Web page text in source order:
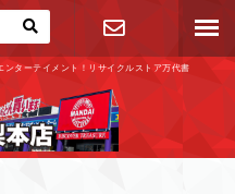
ターテイメント！リサイクルストア万代書
お問い合わ
せ